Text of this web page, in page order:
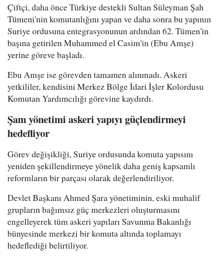
Çiftçi, daha önce Türkiye destekli Sultan Süleyman Şah
Tümeni'nin komutanlığını yapan ve daha sonra bu yapının
Suriye ordusuna entegrasyonunun ardından 62. Tümen'in
başına getirilen Muhammed el Casim'in (Ebu Amşe)
yerine göreve başladı.
Ebu Amşe ise görevden tamamen alınmadı. Askeri
yetkililer, kendisini Merkez Bölge İdari İşler Kolordusu
Komutan Yardımcılığı görevine kaydırdı.
Şam yönetimi askeri yapıyı güçlendirmeyi
hedefliyor
Görev değişikliği, Suriye ordusunda komuta yapısını
yeniden şekillendirmeye yönelik daha geniş kapsamlı
reformların bir parçası olarak değerlendiriliyor.
Devlet Başkanı Ahmed Şara yönetiminin, eski muhalif
grupların bağımsız güç merkezleri oluşturmasını
engelleyerek tüm askeri yapıları Savunma Bakanlığı
bünyesinde merkezi bir komuta altında toplamayı
hedeflediği belirtiliyor.